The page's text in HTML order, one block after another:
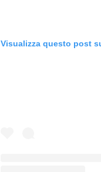
Visualizza questo post